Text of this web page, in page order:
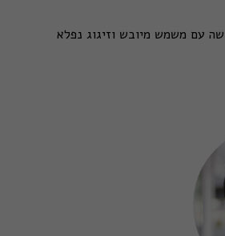
עם משמש מיובש וזיגוג נפלא